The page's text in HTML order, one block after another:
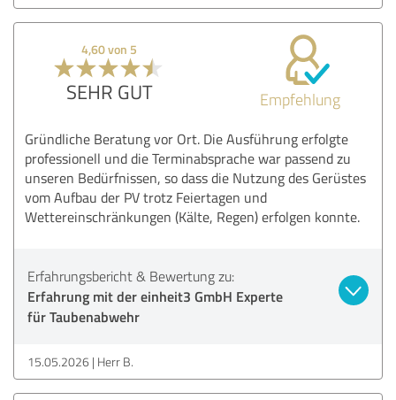
4,60 von 5
SEHR GUT Empfehlung
Gründliche Beratung vor Ort. Die Ausführung erfolgte
professionell und die Terminabsprache war passend zu
unseren Bedürfnissen, so dass die Nutzung des Gerüstes
vom Aufbau der PV trotz Feiertagen und
Wettereinschränkungen (Kälte, Regen) erfolgen konnte.
Erfahrungsbericht & Bewertung zu:
Erfahrung mit der einheit3 GmbH Experte
für Taubenabwehr
15.05.2026 Herr B.